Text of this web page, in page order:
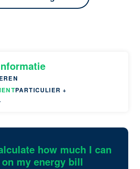
PARTICULIER +
how much I can
my energy bill